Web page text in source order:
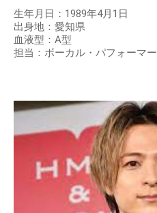
生年月日：1989年4月1日
出身地：愛知県
血液型：A型
担当：ボーカル・パフォーマー